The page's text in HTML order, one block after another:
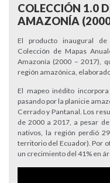
COLECCIÓN 1.0
AMAZONÍA
El producto inaugural
Colección de Mapas
Amazonía (2000 – 2017),
región amazónica,
El mapeo inédito
pasando por la planicie
Cerrado y Pantanal. Los
de 2000 a 2017, a pesar
nativos, la región perdió
territorio del Ecuador). Por
un crecimiento del 41% en